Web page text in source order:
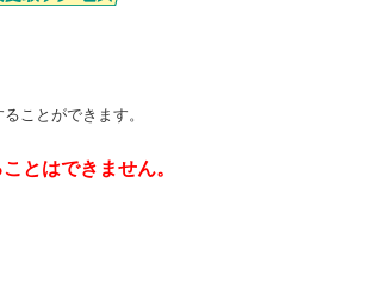
ことができます。
とはできません。